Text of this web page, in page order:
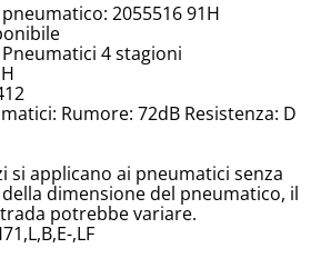
2055516 91H
4 stagioni
Rumore: 72dB Resistenza: D
si applicano ai pneumatici senza
dimensione del pneumatico, il
potrebbe variare.
,LF